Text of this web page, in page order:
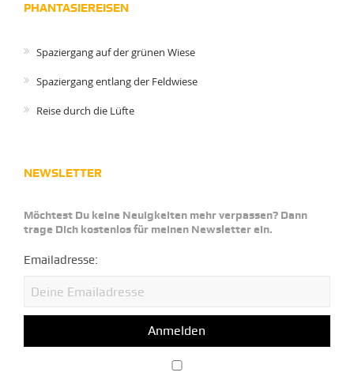
PHANTASIEREISEN
Spaziergang auf der grünen Wiese
Spaziergang entlang der Feldwiese
Reise durch die Lüfte
NEWSLETTER
Möchtest Du keine Neuigkeiten mehr verpassen? Dann
trage Dich kostenlos für meinen Newsletter ein.
Emailadresse: